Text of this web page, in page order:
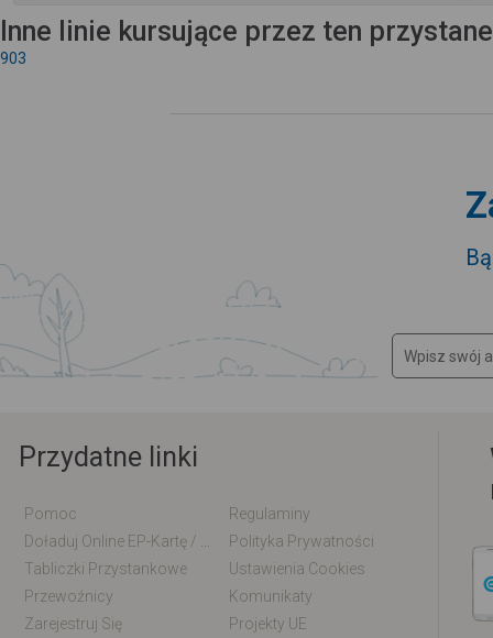
Inne linie kursujące przez ten
903
Przydatne linki
Pomoc
Regulaminy
Polityka Prywatności
Tabliczki Przystankowe
Ustawienia Cookies
Przewoźnicy
Komunikaty
Zarejestruj Się
Projekty UE